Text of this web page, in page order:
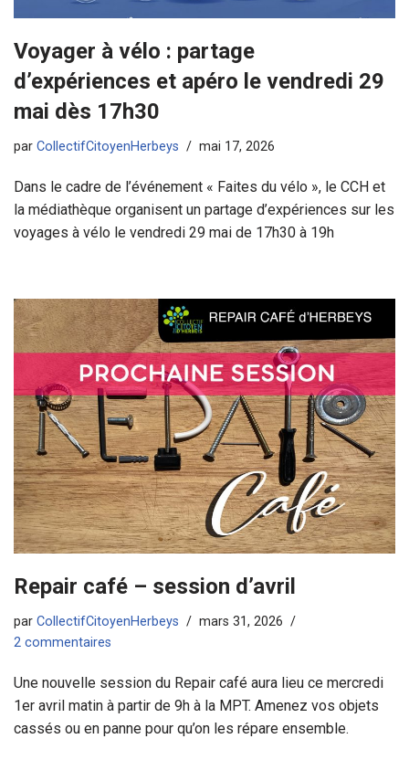
Voyager à vélo : partage
d’expériences et apéro le vendredi 29
mai dès 17h30
par CollectifCitoyenHerbeys mai 17, 2026
Dans le cadre de l’événement « Faites du vélo », le CCH et
la médiathèque organisent un partage d’expériences sur les
voyages à vélo le vendredi 29 mai de 17h30 à 19h
Repair café – session d’avril
par CollectifCitoyenHerbeys
mars 31, 2026
2 commentaires
Une nouvelle session du Repair café aura lieu ce mercredi
1er avril matin à partir de 9h à la MPT. Amenez vos objets
cassés ou en panne pour qu’on les répare ensemble.